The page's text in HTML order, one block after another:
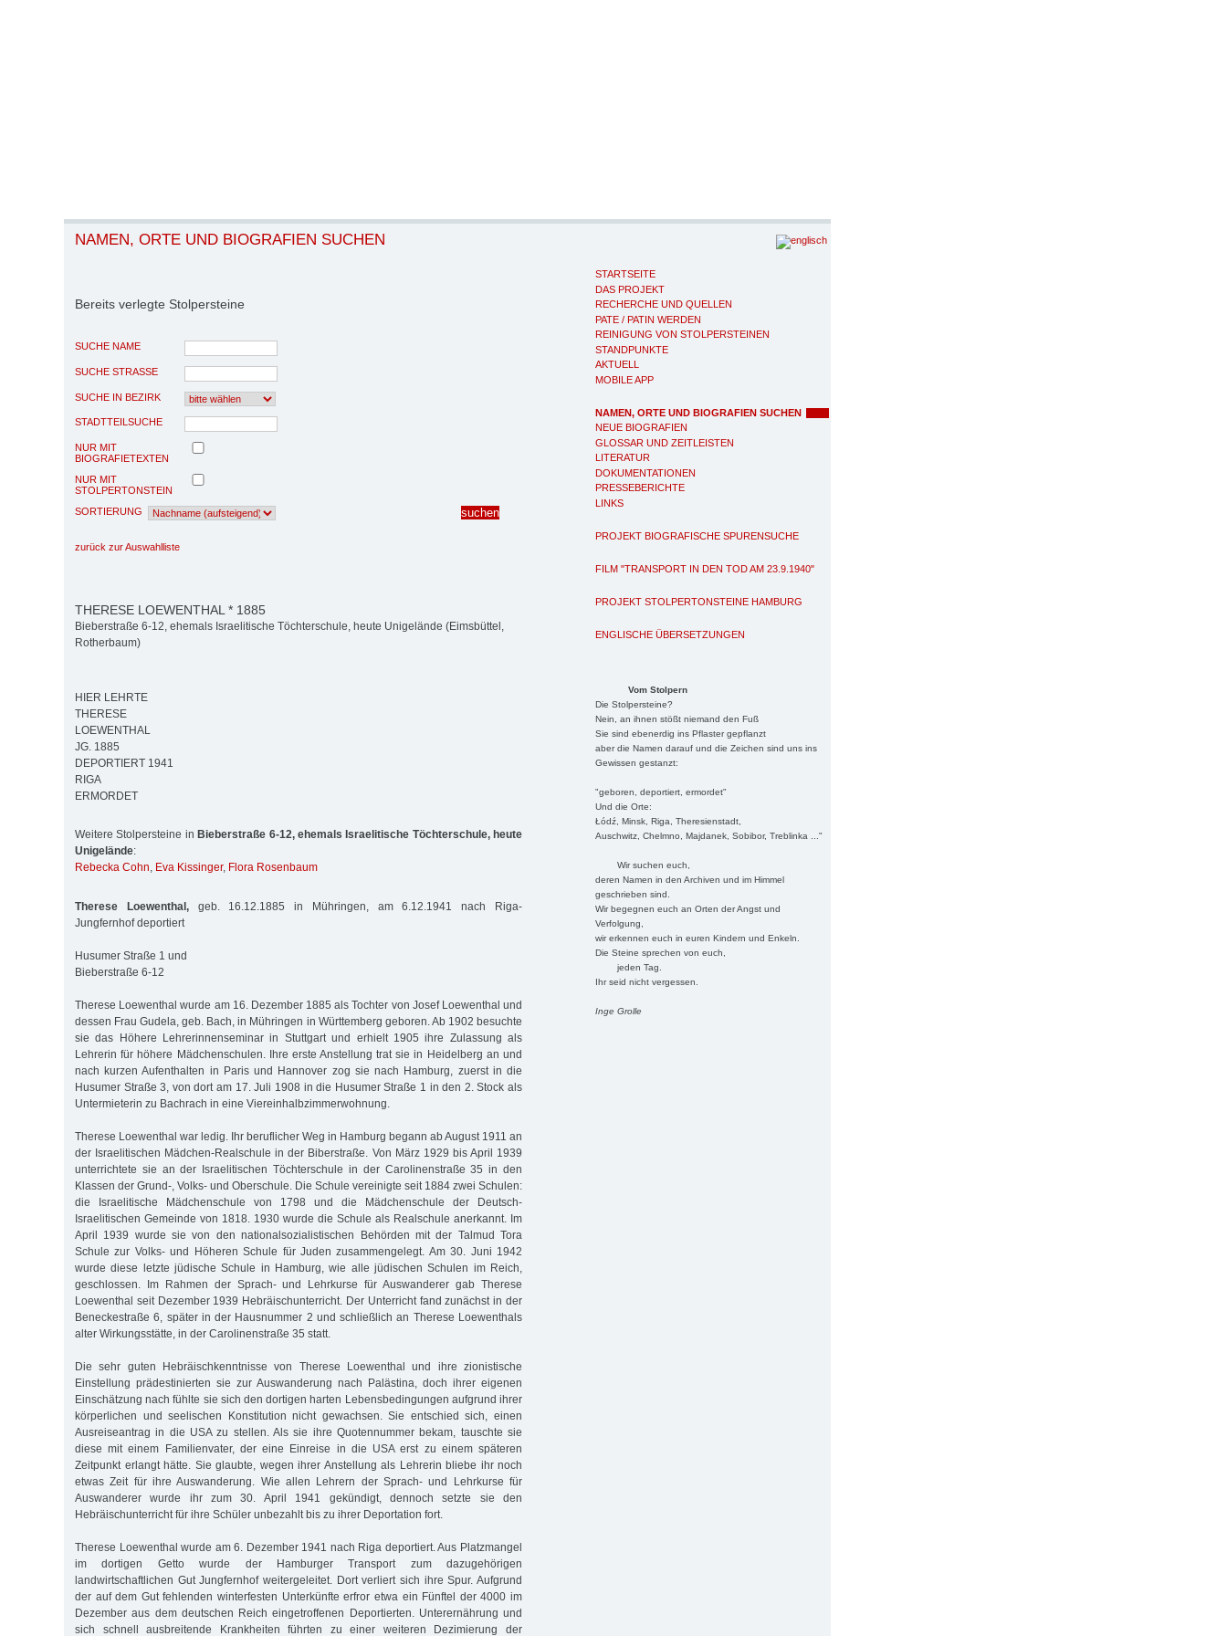
STARTSEITE
DAS PROJEKT
RECHERCHE UND QUELLEN
PATE / PATIN WERDEN
REINIGUNG VON STOLPERSTEINEN
STANDPUNKTE
AKTUELL
MOBILE APP
NAMEN, ORTE UND BIOGRAFIEN SUCHEN
NEUE BIOGRAFIEN
GLOSSAR UND ZEITLEISTEN
LITERATUR
DOKUMENTATIONEN
PRESSEBERICHTE
LINKS
PROJEKT BIOGRAFISCHE SPURENSUCHE
FILM "TRANSPORT IN DEN TOD AM 23.9.1940"
PROJEKT STOLPERTONSTEINE HAMBURG
ENGLISCHE ÜBERSETZUNGEN
Vom Stolpern
Die Stolpersteine?
Nein, an ihnen stößt niemand den Fuß
Sie sind ebenerdig ins Pflaster gepflanzt
aber die Namen darauf und die Zeichen sind uns ins
Gewissen gestanzt:
"geboren, deportiert, ermordet"
Und die Orte:
Łódź, Minsk, Riga, Theresienstadt,
Auschwitz, Chelmno, Majdanek, Sobibor, Treblinka ..."
Wir suchen euch,
deren Namen in den Archiven und im Himmel
geschrieben sind.
Wir begegnen euch an Orten der Angst und
Verfolgung,
wir erkennen euch in euren Kindern und Enkeln.
Die Steine sprechen von euch,
jeden Tag.
Ihr seid nicht vergessen.
Inge Grolle
NAMEN, ORTE UND BIOGRAFIEN SUCHEN
Bereits verlegte Stolpersteine
SUCHE NAME
SUCHE STRASSE
SUCHE IN BEZIRK
STADTTEILSUCHE
NUR MIT
BIOGRAFIETEXTEN
NUR MIT
STOLPERTONSTEIN
SORTIERUNG
zurück zur Auswahlliste
THERESE LOEWENTHAL * 1885
Bieberstraße 6-12, ehemals Israelitische Töchterschule, heute Unigelände (Eimsbüttel,
Rotherbaum)
HIER LEHRTE
THERESE
LOEWENTHAL
JG. 1885
DEPORTIERT 1941
RIGA
ERMORDET
Weitere Stolpersteine in Bieberstraße 6-12, ehemals Israelitische Töchterschule, heute
Unigelände:
Rebecka Cohn, Eva Kissinger, Flora Rosenbaum
Therese Loewenthal,geb. 16.12.1885 in Mühringen, am 6.12.1941 nach Riga-
Jungfernhof deportiert
Husumer Straße 1 und
Bieberstraße 6-12
Therese Loewenthal wurde am 16. Dezember 1885 als Tochter von Josef Loewenthal und
dessen Frau Gudela, geb. Bach, in Mühringen in Württemberg geboren. Ab 1902 besuchte
sie das Höhere Lehrerinnenseminar in Stuttgart und erhielt 1905 ihre Zulassung als
Lehrerin für höhere Mädchenschulen. Ihre erste Anstellung trat sie in Heidelberg an und
nach kurzen Aufenthalten in Paris und Hannover zog sie nach Hamburg, zuerst in die
Husumer Straße 3, von dort am 17. Juli 1908 in die Husumer Straße 1 in den 2. Stock als
Untermieterin zu Bachrach in eine Viereinhalbzimmerwohnung.
Therese Loewenthal war ledig. Ihr beruflicher Weg in Hamburg begann ab August 1911 an
der Israelitischen Mädchen-Realschule in der Biberstraße. Von März 1929 bis April 1939
unterrichtete sie an der Israelitischen Töchterschule in der Carolinenstraße 35 in den
Klassen der Grund-, Volks- und Oberschule. Die Schule vereinigte seit 1884 zwei Schulen:
die Israelitische Mädchenschule von 1798 und die Mädchenschule der Deutsch-
Israelitischen Gemeinde von 1818. 1930 wurde die Schule als Realschule anerkannt. Im
April 1939 wurde sie von den nationalsozialistischen Behörden mit der Talmud Tora
Schule zur Volks- und Höheren Schule für Juden zusammengelegt. Am 30. Juni 1942
wurde diese letzte jüdische Schule in Hamburg, wie alle jüdischen Schulen im Reich,
geschlossen. Im Rahmen der Sprach- und Lehrkurse für Auswanderer gab Therese
Loewenthal seit Dezember 1939 Hebräischunterricht. Der Unterricht fand zunächst in der
Beneckestraße 6, später in der Hausnummer 2 und schließlich an Therese Loewenthals
alter Wirkungsstätte, in der Carolinenstraße 35 statt.
Die sehr guten Hebräischkenntnisse von Therese Loewenthal und ihre zionistische
Einstellung prädestinierten sie zur Auswanderung nach Palästina, doch ihrer eigenen
Einschätzung nach fühlte sie sich den dortigen harten Lebensbedingungen aufgrund ihrer
körperlichen und seelischen Konstitution nicht gewachsen. Sie entschied sich, einen
Ausreiseantrag in die USA zu stellen. Als sie ihre Quotennummer bekam, tauschte sie
diese mit einem Familienvater, der eine Einreise in die USA erst zu einem späteren
Zeitpunkt erlangt hätte. Sie glaubte, wegen ihrer Anstellung als Lehrerin bliebe ihr noch
etwas Zeit für ihre Auswanderung. Wie allen Lehrern der Sprach- und Lehrkurse für
Auswanderer wurde ihr zum 30. April 1941 gekündigt, dennoch setzte sie den
Hebräischunterricht für ihre Schüler unbezahlt bis zu ihrer Deportation fort.
Therese Loewenthal wurde am 6. Dezember 1941 nach Riga deportiert. Aus Platzmangel
im dortigen Getto wurde der Hamburger Transport zum dazugehörigen
landwirtschaftlichen Gut Jungfernhof weitergeleitet. Dort verliert sich ihre Spur. Aufgrund
der auf dem Gut fehlenden winterfesten Unterkünfte erfror etwa ein Fünftel der 4000 im
Dezember aus dem deutschen Reich eingetroffenen Deportierten. Unterernährung und
sich schnell ausbreitende Krankheiten führten zu einer weiteren Dezimierung der